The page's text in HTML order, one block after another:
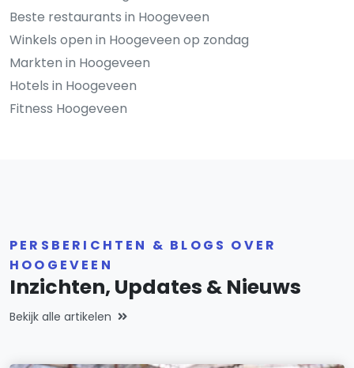
Beste restaurants in Hoogeveen
Winkels open in Hoogeveen op zondag
Markten in Hoogeveen
Hotels in Hoogeveen
Fitness Hoogeveen
PERSBERICHTEN & BLOGS OVER
HOOGEVEEN
Inzichten, Updates & Nieuws
Bekijk alle artikelen